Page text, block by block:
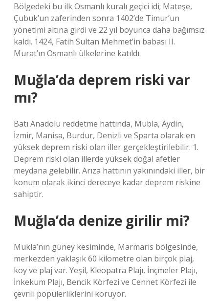
Bölgedeki bu ilk Osmanlı kuralı geçici idi; Mateşe,
Çubuk’un zaferinden sonra 1402’de Timur’un
yönetimi altına girdi ve 22 yıl boyunca daha bağımsız
kaldı. 1424, Fatih Sultan Mehmet’in babası II.
Murat’ın Osmanlı ülkelerine katıldı.
Muğla’da deprem riski var
mı?
Batı Anadolu reddetme hattında, Mubla, Aydin,
İzmir, Manisa, Burdur, Denizli ve Sparta olarak en
yüksek deprem riski olan iller gerçekleştirilebilir. 1.
Deprem riski olan illerde yüksek doğal afetler
meydana gelebilir. Arıza hattının yakınındaki iller, bir
konum olarak ikinci dereceye kadar deprem riskine
sahiptir.
Muğla’da denize girilir mi?
Mukla’nın güney kesiminde, Marmaris bölgesinde,
merkezden yaklaşık 60 kilometre olan birçok plaj,
koy ve plaj var. Yeşil, Kleopatra Plajı, İnçmeler Plajı,
İnkekum Plajı, Bencik Körfezi ve Cennet Körfezi ile
çevrili popülerliklerini koruyor.